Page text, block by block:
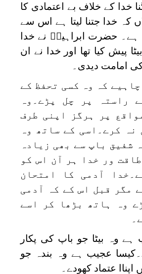
خدا کے خلاف بے اعتمادی کا
کہ خدا جتنا لیتا ہے اس سے
ہے۔ حضرت ابراہیمؑ نے خدا
پیش کیا تھا اور خدا نے ان
امامت دیدی۔
چاہیے کہ وہ کسی تحفظ کے
راستہ پر چل پڑے۔وہ
پر ہرگز اپنی طرف
نہ کرے۔اسی کے ساتھ وہ
شفیق باپ سے بھی زیادہ
ور خدا ہر آن اس کو
آدمی کا امتحان
مگر قبل اس کے کہ آدمی
وہ ہاتھ بڑھا کر اسے
وہ بیٹا جو باپ کی پکار
عجیب ہے وہ بندہ جو
عتماد کھودے۔